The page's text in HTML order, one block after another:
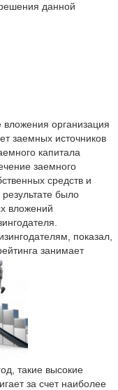
данной
вложения организация
заемных источников
капитала
заемного
средств и
было
вложений
показал,
занимает
такие высокие
за счет наиболее